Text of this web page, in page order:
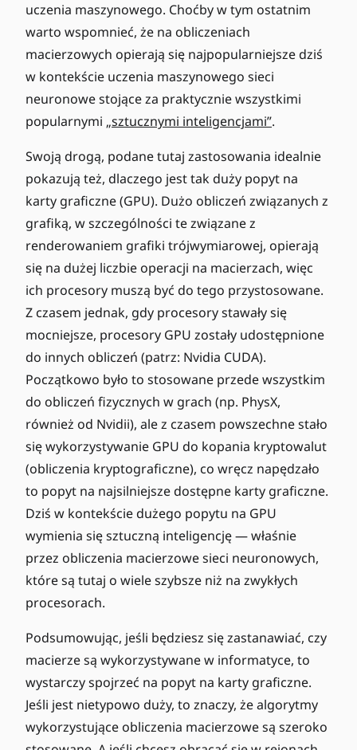
uczenia maszynowego. Choćby w tym ostatnim
warto wspomnieć, że na obliczeniach
macierzowych opierają się najpopularniejsze dziś
w kontekście uczenia maszynowego sieci
neuronowe stojące za praktycznie wszystkimi
popularnymi „sztucznymi inteligencjami”.
Swoją drogą, podane tutaj zastosowania idealnie
pokazują też, dlaczego jest tak duży popyt na
karty graficzne (GPU). Dużo obliczeń związanych z
grafiką, w szczególności te związane z
renderowaniem grafiki trójwymiarowej, opierają
się na dużej liczbie operacji na macierzach, więc
ich procesory muszą być do tego przystosowane.
Z czasem jednak, gdy procesory stawały się
mocniejsze, procesory GPU zostały udostępnione
do innych obliczeń (patrz: Nvidia CUDA).
Początkowo było to stosowane przede wszystkim
do obliczeń fizycznych w grach (np. PhysX,
również od Nvidii), ale z czasem powszechne stało
się wykorzystywanie GPU do kopania kryptowalut
(obliczenia kryptograficzne), co wręcz napędzało
to popyt na najsilniejsze dostępne karty graficzne.
Dziś w kontekście dużego popytu na GPU
wymienia się sztuczną inteligencję — właśnie
przez obliczenia macierzowe sieci neuronowych,
które są tutaj o wiele szybsze niż na zwykłych
procesorach.
Podsumowując, jeśli będziesz się zastanawiać, czy
macierze są wykorzystywane w informatyce, to
wystarczy spojrzeć na popyt na karty graficzne.
Jeśli jest nietypowo duży, to znaczy, że algorytmy
wykorzystujące obliczenia macierzowe są szeroko